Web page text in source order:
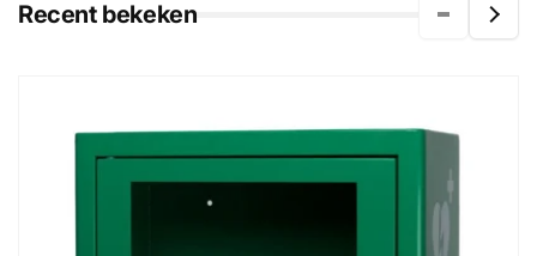
Recent bekeken